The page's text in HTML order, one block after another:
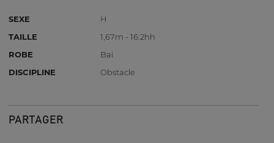
SEXE
H
TAILLE
1,67m - 16:2hh
ROBE
Bai
DISCIPLINE
Obstacle
PARTAGER